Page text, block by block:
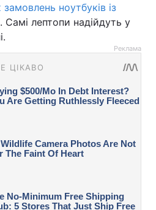
ноутбуків із
. Самі лептопи надійдуть у
Реклама